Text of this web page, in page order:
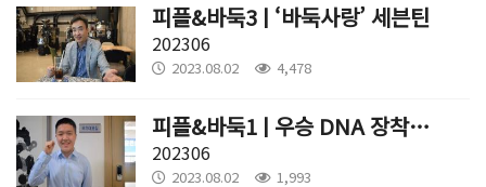
피플&바둑3 | ‘바둑사랑’ 세븐틴
202306
2023.08.02 4,478
피플&바둑1 | 우승 DNA 장착한 권효진
202306
2023.08.02 1,993